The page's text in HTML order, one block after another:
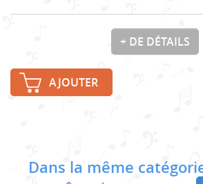
+ DE DÉTAILS
AJOUTER
Dans la même